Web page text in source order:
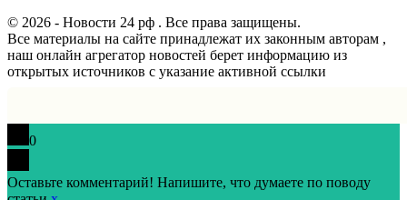
© 2026 - Новости 24 рф . Все права защищены.
Все материалы на сайте принадлежат их законным авторам ,
наш онлайн агрегатор новостей берет информацию из
открытых источников с указание активной ссылки
0
Оставьте комментарий! Напишите, что думаете по поводу